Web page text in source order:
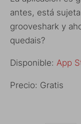
antes, está
grooveshark y
quedais?
Disponible: App
Precio: Gratis